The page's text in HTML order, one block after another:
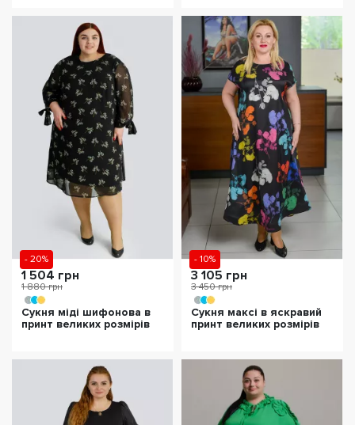
- 20%
1 504 грн
1 880 грн
Сукня міді шифонова в
принт великих розмірів
- 10%
3 105 грн
3 450 грн
Сукня максі в яскравий
принт великих розмірів